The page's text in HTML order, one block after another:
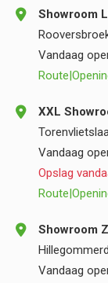
Showroom
Vandaag
Route|
XXL
Vandaag
Opslag
Route|
Showroom
Vandaag